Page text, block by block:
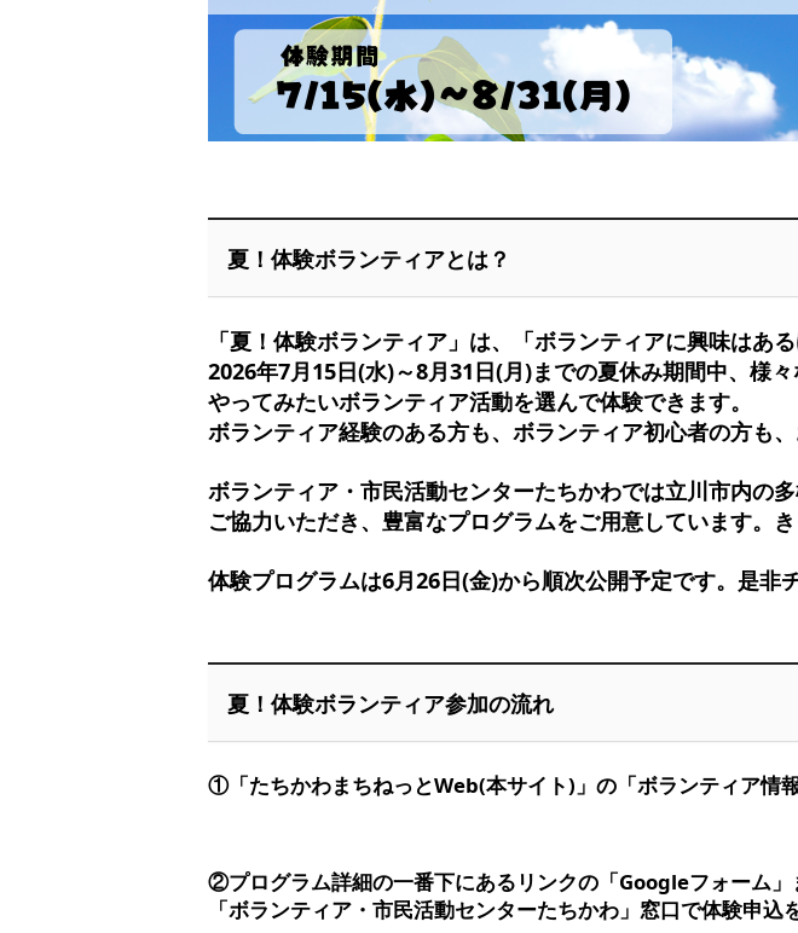
夏！体験ボランティアとは？
「夏！体験ボランティア」は、「ボランティアに興味はあ
2026年7月15日(水)～8月31日(月)までの夏休み期間中、様
やってみたいボランティア活動を選んで体験できます。
ボランティア経験のある方も、ボランティア初心者の方も
ボランティア・市民活動センターたちかわでは立川市内の
ご協力いただき、豊富なプログラムをご用意しています。
体験プログラムは6月26日(金)から順次公開予定です。是非
夏！体験ボランティア参加の流れ
①「たちかわまちねっとWeb(本サイト)」の「ボランティア情
②プログラム詳細の一番下にあるリンクの「Googleフォーム」
「ボランティア・市民活動センターたちかわ」窓口で体験申込